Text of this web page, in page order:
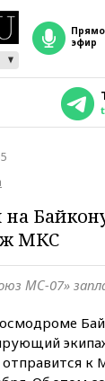
прямой
эфир
МКС
МС-07»
к